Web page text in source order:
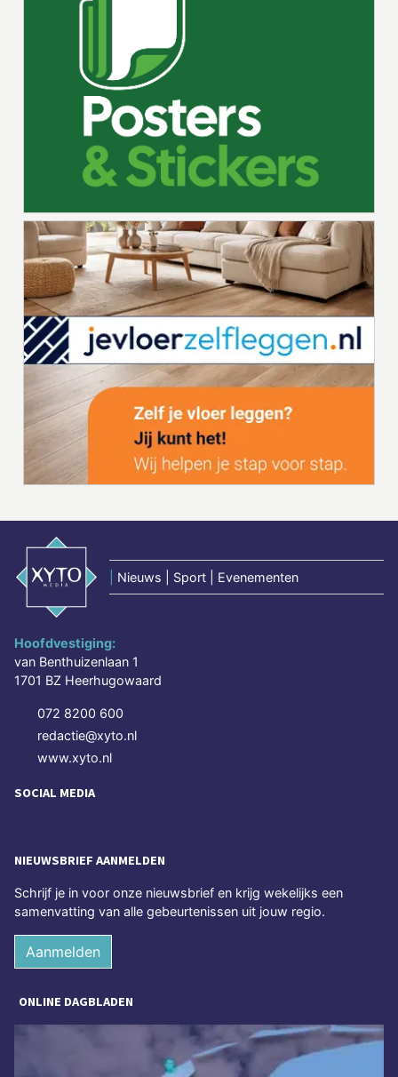
Nieuws | Sport | Evenementen
Hoofdvestiging:
van Benthuizenlaan 1
1701 BZ Heerhugowaard
072 8200 600
redactie@xyto.nl
www.xyto.nl
SOCIAL MEDIA
NIEUWSBRIEF AANMELDEN
Schrijf je in voor onze nieuwsbrief en krijg wekelijks een
samenvatting van alle gebeurtenissen uit jouw regio.
Aanmelden
ONLINE DAGBLADEN